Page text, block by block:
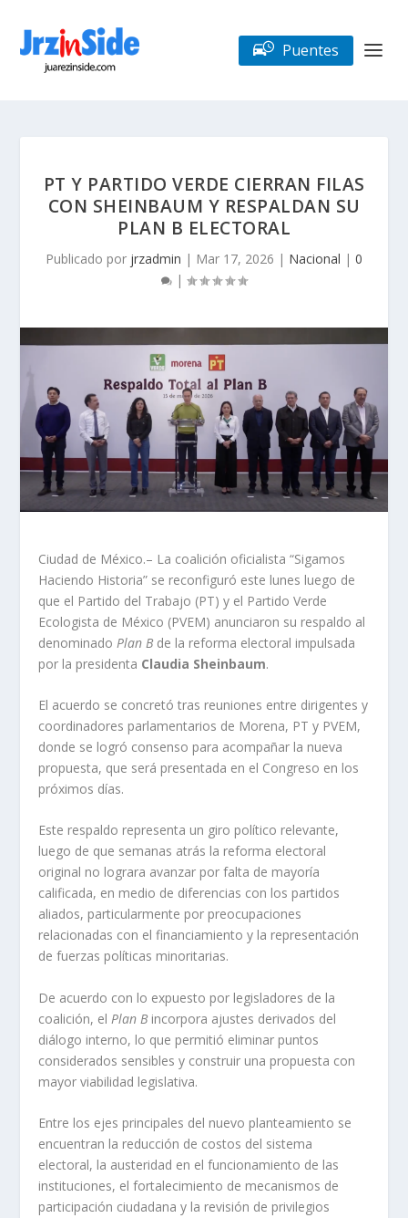
Puentes
PT Y PARTIDO VERDE CIERRAN FILAS
CON SHEINBAUM Y RESPALDAN SU
PLAN B ELECTORAL
Publicado por jrzadmin | Mar 17, 2026 | Nacional | 0
|
Ciudad de México.– La coalición oficialista “Sigamos
Haciendo Historia” se reconfiguró este lunes luego de
que el Partido del Trabajo (PT) y el Partido Verde
Ecologista de México (PVEM) anunciaron su respaldo al
denominado Plan B de la reforma electoral impulsada
por la presidenta Claudia Sheinbaum.
El acuerdo se concretó tras reuniones entre dirigentes y
coordinadores parlamentarios de Morena, PT y PVEM,
donde se logró consenso para acompañar la nueva
propuesta, que será presentada en el Congreso en los
próximos días.
Este respaldo representa un giro político relevante,
luego de que semanas atrás la reforma electoral
original no lograra avanzar por falta de mayoría
calificada, en medio de diferencias con los partidos
aliados, particularmente por preocupaciones
relacionadas con el financiamiento y la representación
de fuerzas políticas minoritarias.
De acuerdo con lo expuesto por legisladores de la
coalición, el Plan B incorpora ajustes derivados del
diálogo interno, lo que permitió eliminar puntos
considerados sensibles y construir una propuesta con
mayor viabilidad legislativa.
Entre los ejes principales del nuevo planteamiento se
encuentran la reducción de costos del sistema
electoral, la austeridad en el funcionamiento de las
instituciones, el fortalecimiento de mecanismos de
participación ciudadana y la revisión de privilegios